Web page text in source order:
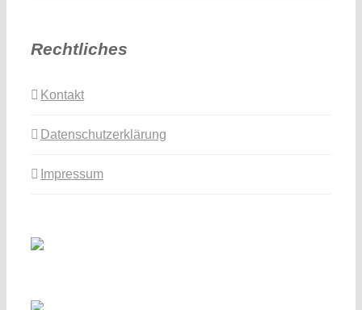
Rechtliches
Kontakt
Datenschutzerklärung
Impressum